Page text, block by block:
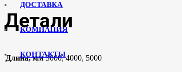
ДОСТАВКА
КОМПАНИЯ
КОНТАКТЫ
Детали
Длина, мм 3000, 4000, 5000